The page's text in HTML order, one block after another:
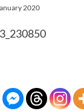
2020